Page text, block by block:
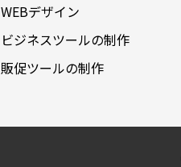
WEBデザイン
ビジネスツールの制作
販促ツールの制作